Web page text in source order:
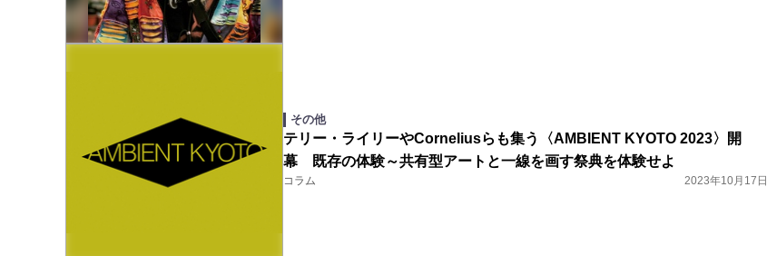
その他
テリー・ライリーやCorneliusらも集う〈AMBIENT KYOTO 2023〉開
幕 既存の体験～共有型アートと一線を画す祭典を体験せよ
コラム 2023年10月17日